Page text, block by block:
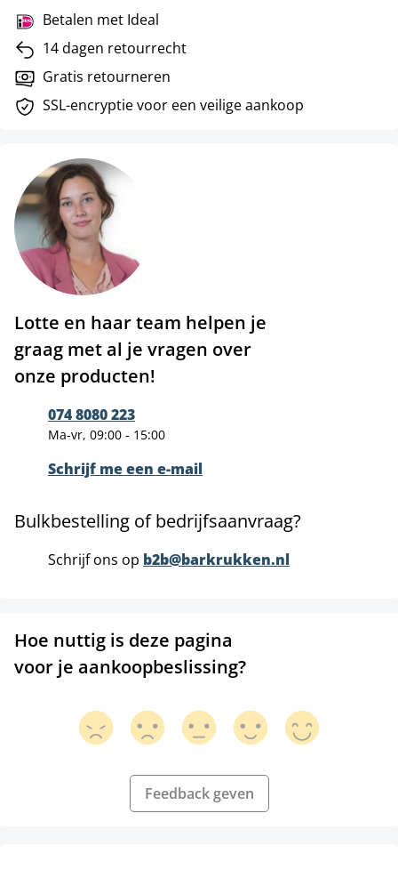
Betalen met Ideal
14 dagen retourrecht
Gratis retourneren
SSL-encryptie voor een veilige aankoop
Lotte en haar team helpen je
graag met al je vragen over
onze producten!
074 8080 223
Ma-vr, 09:00 - 15:00
Schrijf me een e-mail
Bulkbestelling of bedrijfsaanvraag?
Schrijf ons op b2b@barkrukken.nl
Hoe nuttig is deze pagina
voor je aankoopbeslissing?
Feedback geven